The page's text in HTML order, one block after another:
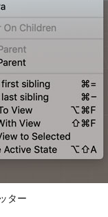
ター